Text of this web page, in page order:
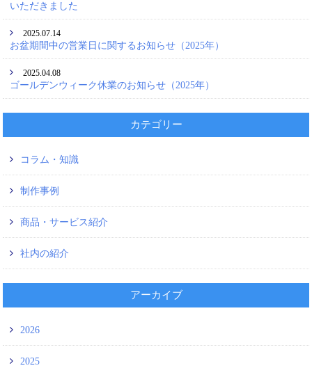
いただきました
2025.07.14
お盆期間中の営業日に関するお知らせ（2025年）
2025.04.08
ゴールデンウィーク休業のお知らせ（2025年）
カテゴリー
コラム・知識
制作事例
商品・サービス紹介
社内の紹介
アーカイブ
2026
2025